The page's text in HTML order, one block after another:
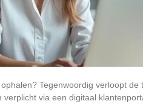
Tegenwoordig verloopt de
via een digitaal